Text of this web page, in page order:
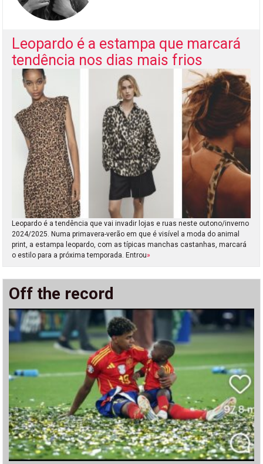
Leopardo é a estampa que marcará
tendência nos dias mais frios
Leopardo é a tendência que vai invadir lojas e ruas neste outono/inverno
2024/2025. Numa primavera-verão em que é visível a moda do animal
print, a estampa leopardo, com as típicas manchas castanhas, marcará
o estilo para a próxima temporada. Entrou»
Off the record